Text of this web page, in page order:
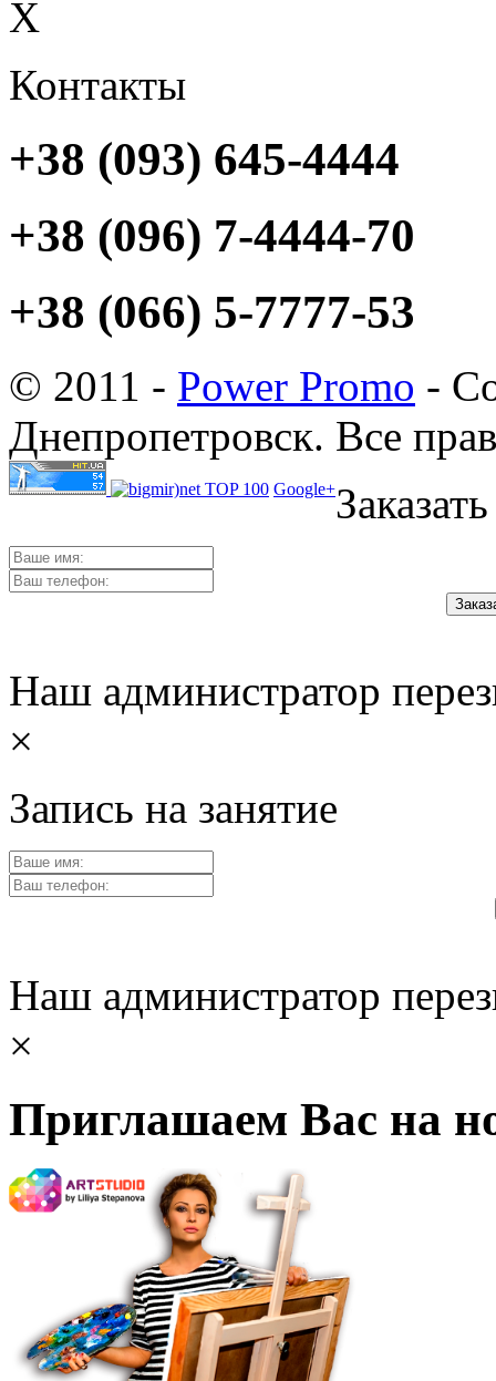
X
Контакты
+38 (093) 645-4444
+38 (096) 7-4444-70
+38 (066) 5-7777-53
© 2011 - Power Promo -
Днепропетровск. Все
Google+
Наш администратор
×
Запись на занятие
Наш администратор
×
Приглашаем Вас на